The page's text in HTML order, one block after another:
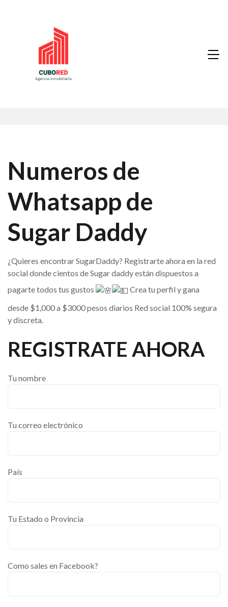
Numeros de
Whatsapp de
Sugar Daddy
¿Quieres encontrar SugarDaddy? Registrarte ahora en la red
social donde cientos de Sugar daddy están dispuestos a
pagarte todos tus gustos
Crea tu perfil y gana
desde $1,000 a $3000 pesos diarios Red social 100% segura
y discreta.
REGISTRATE AHORA
Tu nombre
Tu correo electrónico
País
Tu Estado o Provincia
Como sales en Facebook?